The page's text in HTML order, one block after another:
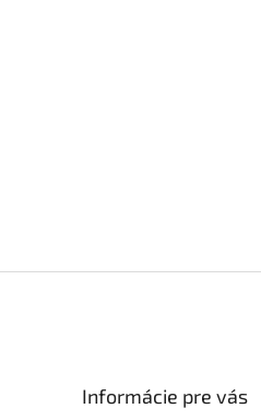
Informácie pre vás